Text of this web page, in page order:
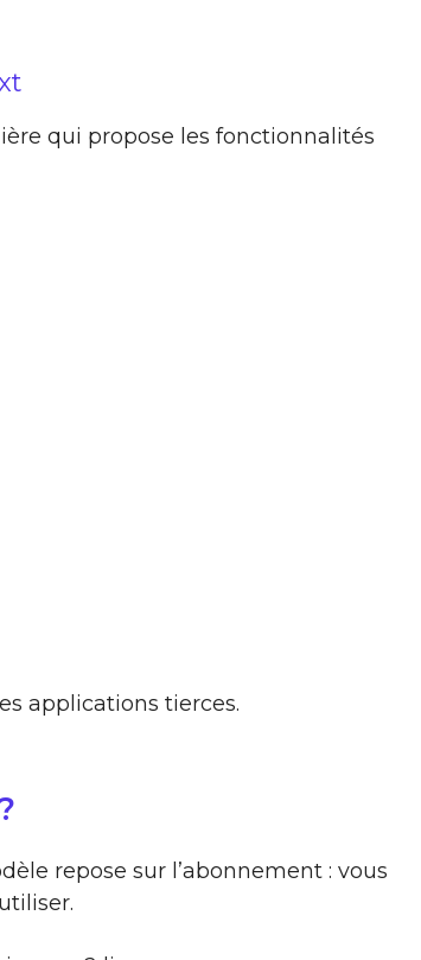
qui propose les fonctionnalités
applications tierces.
repose sur l’abonnement : vous